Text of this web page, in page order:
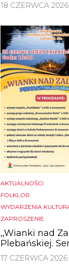
18 CZERWCA 2026
AKTUALNOŚCI
FOLKLOR
WYDARZENIA
ZAPROSZENIE
,,Wianki nad
Plebańskiej.
17 CZERWCA 2026